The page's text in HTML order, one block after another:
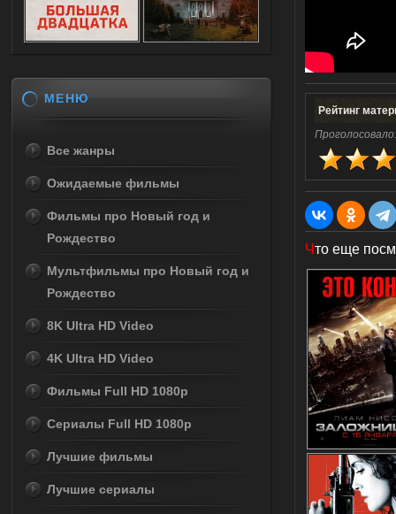
Рейтинг
Что еще
МЕНЮ
Все жанры
Ожидаемые фильмы
Фильмы про Новый год и
Рождество
Мультфильмы про Новый год и
Рождество
8K Ultra HD Video
4K Ultra HD Video
Фильмы Full HD 1080p
Сериалы Full HD 1080p
Лучшие фильмы
Лучшие сериалы